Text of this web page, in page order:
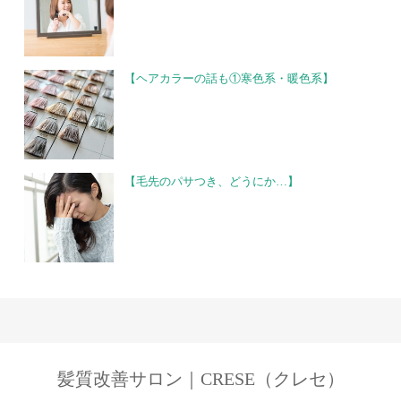
【ヘアカラーの話も①寒色系・暖色系】
【毛先のパサつき、どうにか…】
髪質改善サロン｜CRESE（クレセ）